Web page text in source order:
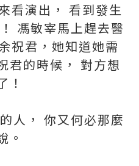
看演出， 看到發生
馮敏宰馬上趕去醫
祝君，她知道她需
君的時候， 對方想
！
人， 你又何必那麼
。